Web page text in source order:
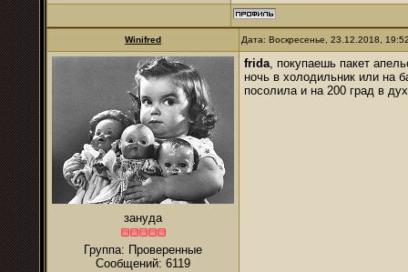
Winifred Дата: Воскресенье, 23.12.2018,
зануда
Группа: Проверенные
Сообщений: 6119
frida, покупаешь пакет
ночь в холодильник или на
посолила и на 200 град в